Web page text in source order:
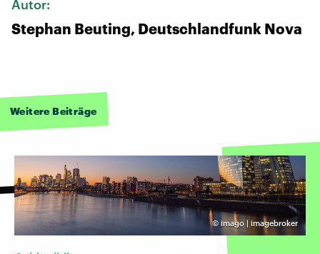
Autor:
Stephan Beuting, Deutschlandfunk Nova
Weitere Beiträge
© imago | imagebroker